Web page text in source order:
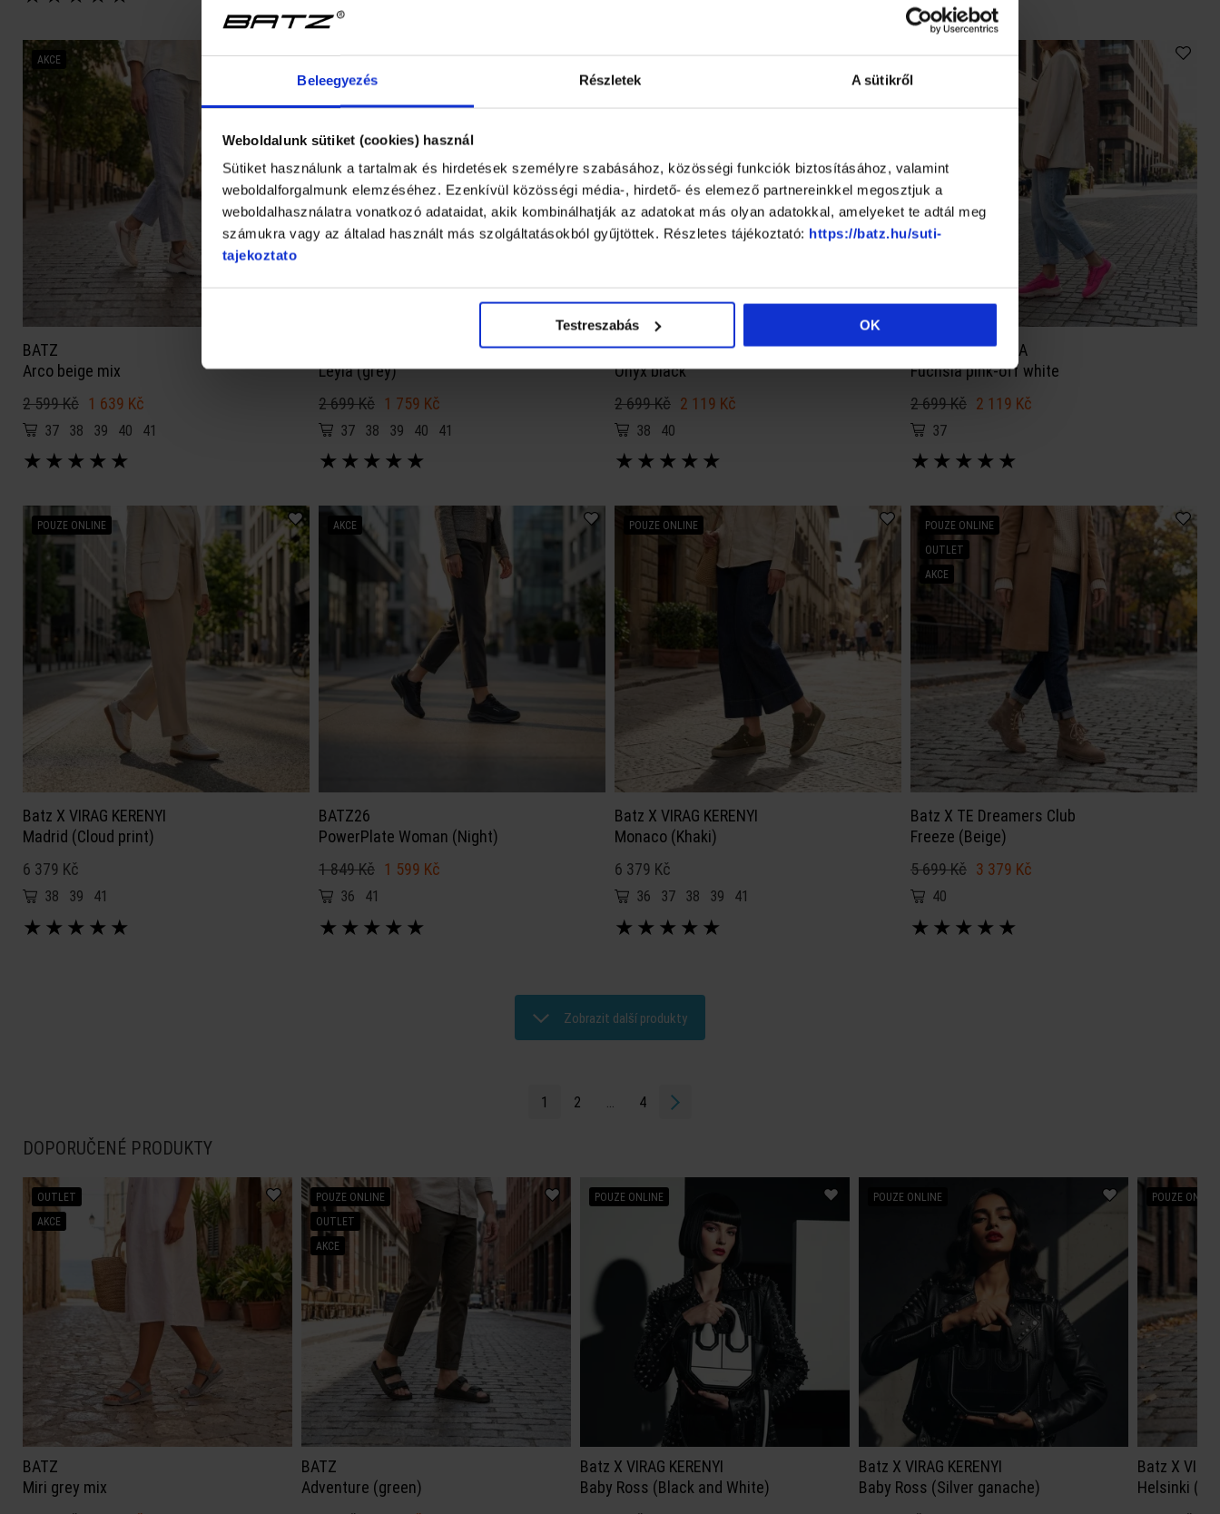
Beleegyezés Részletek A sütikről
Weboldalunk sütiket (cookies) használ
Sütiket használunk a tartalmak és hirdetések személyre szabásához, közösségi funkciók biztosításához, valamint
weboldalforgalmunk elemzéséhez. Ezenkívül közösségi média-, hirdető- és elemező partnereinkkel megosztjuk a
weboldalhasználatra vonatkozó adataidat, akik kombinálhatják az adatokat más olyan adatokkal, amelyeket te adtál meg
számukra vagy az általad használt más szolgáltatásokból gyűjtöttek. Részletes tájékoztató: https://batz.hu/suti-
tajekoztato
Testreszabás OK
AKCE
BATZ
Arco beige mix
2 599 Kč 1 639 Kč
37 38 39 40 41
★ ★ ★ ★ ★
OUTLET
AKCE
Leyla (grey)
2 699 Kč 1 759 Kč
37 38 39 40 41
★ ★ ★ ★ ★
POUZE ONLINE
OUTLET
AKCE
Batz X DAALARNA
Onyx black
2 699 Kč 2 119 Kč
38 40
★ ★ ★ ★ ★
POUZE ONLINE
AKCE
Batz X DAALARNA
Fuchsia pink-off white
2 699 Kč 2 119 Kč
37
★ ★ ★ ★ ★
POUZE ONLINE
Batz X VIRAG KERENYI
Madrid (Cloud print)
6 379 Kč
38 39 41
★ ★ ★ ★ ★
AKCE
BATZ26
PowerPlate Woman (Night)
1 849 Kč 1 599 Kč
36 41
★ ★ ★ ★ ★
POUZE ONLINE
Batz X VIRAG KERENYI
Monaco (Khaki)
6 379 Kč
36 37 38 39 41
★ ★ ★ ★ ★
POUZE ONLINE
OUTLET
AKCE
Batz X TE Dreamers Club
Freeze (Beige)
5 699 Kč 3 379 Kč
40
★ ★ ★ ★ ★
Zobrazit další produkty
1 2 ... 4
DOPORUČENÉ PRODUKTY
OUTLET
AKCE
BATZ
Miri grey mix
POUZE ONLINE
OUTLET
AKCE
BATZ
Adventure (green)
POUZE ONLINE
Batz X VIRAG KERENYI
Baby Ross (Black and White)
POUZE ONLINE
Batz X VIRAG KERENYI
Baby Ross (Silver ganache)
POUZE ONLINE
Batz X
Helsinki